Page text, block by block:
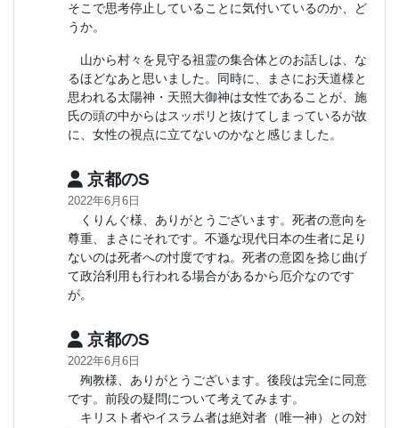
そこで思考停止していることに気付いているのか、ど
うか。
山から村々を見守る祖霊の集合体とのお話しは、な
るほどなあと思いました。同時に、まさにお天道様と
思われる太陽神・天照大御神は女性であることが、施
氏の頭の中からはスッポリと抜けてしまっているが故
に、女性の視点に立てないのかなと感じました。
京都のS
2022年6月6日
くりんぐ様、ありがとうございます。死者の意向を
尊重、まさにそれです。不遜な現代日本の生者に足り
ないのは死者への忖度ですね。死者の意図を捻じ曲げ
て政治利用も行われる場合があるから厄介なのです
が。
京都のS
2022年6月6日
殉教様、ありがとうございます。後段は完全に同意
です。前段の疑問について考えてみます。
キリスト者やイスラム者は絶対者（唯一神）との対